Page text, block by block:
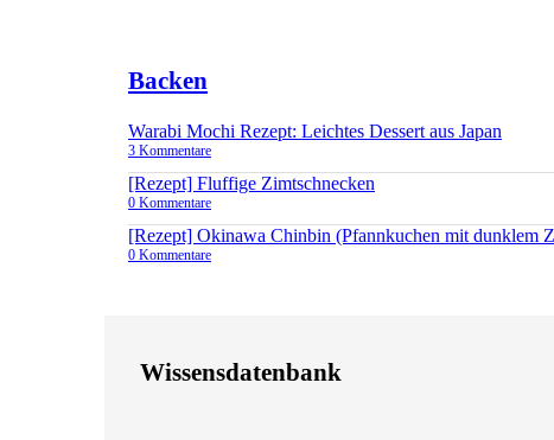
Backen
Warabi Mochi Rezept: Leichtes Dessert aus Japan
3 Kommentare
[Rezept] Fluffige Zimtschnecken
0 Kommentare
[Rezept] Okinawa Chinbin (Pfannkuchen mit dunklem
0 Kommentare
Wissensdatenbank